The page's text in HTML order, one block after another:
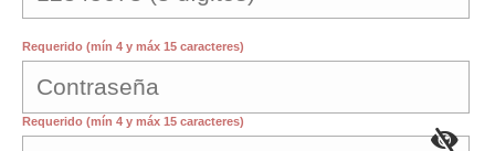
Requerido (mín 4 y máx 15 caracteres)
Requerido (mín 4 y máx 15 caracteres)